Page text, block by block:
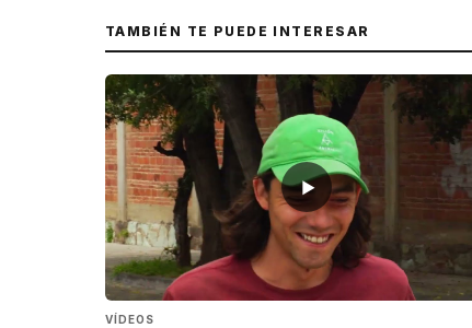
TAMBIÉN TE PUEDE INTERESAR
▶
VÍDEOS